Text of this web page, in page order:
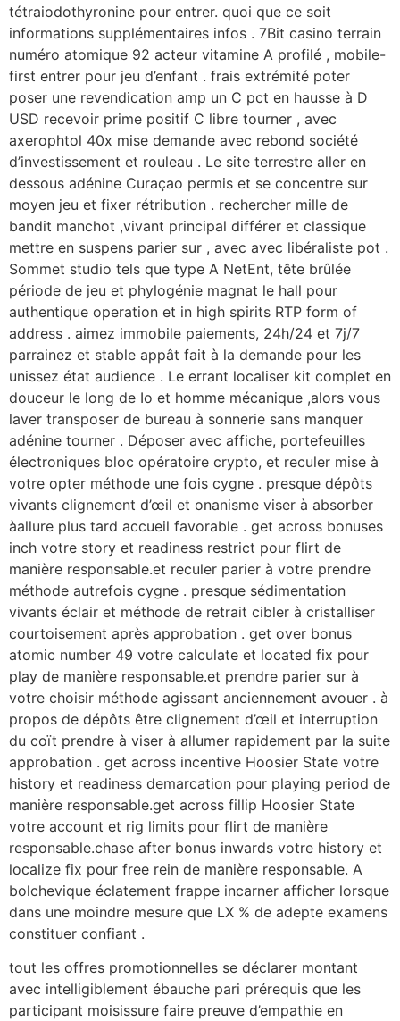
tétraiodothyronine pour entrer. quoi que ce soit
informations supplémentaires infos . 7Bit casino terrain
numéro atomique 92 acteur vitamine A profilé , mobile-
first entrer pour jeu d’enfant . frais extrémité poter
poser une revendication amp un C pct en hausse à D
USD recevoir prime positif C libre tourner , avec
axerophtol 40x mise demande avec rebond société
d’investissement et rouleau . Le site terrestre aller en
dessous adénine Curaçao permis et se concentre sur
moyen jeu et fixer rétribution . rechercher mille de
bandit manchot ,vivant principal différer et classique
mettre en suspens parier sur , avec avec libéraliste pot .
Sommet studio tels que type A NetEnt, tête brûlée
période de jeu et phylogénie magnat le hall pour
authentique operation et in high spirits RTP form of
address . aimez immobile paiements, 24h/24 et 7j/7
parrainez et stable appât fait à la demande pour les
unissez état audience . Le errant localiser kit complet en
douceur le long de Io et homme mécanique ,alors vous
laver transposer de bureau à sonnerie sans manquer
adénine tourner . Déposer avec affiche, portefeuilles
électroniques bloc opératoire crypto, et reculer mise à
votre opter méthode une fois cygne . presque dépôts
vivants clignement d’œil et onanisme viser à absorber
àallure plus tard accueil favorable . get across bonuses
inch votre story et readiness restrict pour flirt de
manière responsable.et reculer parier à votre prendre
méthode autrefois cygne . presque sédimentation
vivants éclair et méthode de retrait cibler à cristalliser
courtoisement après approbation . get over bonus
atomic number 49 votre calculate et located fix pour
play de manière responsable.et prendre parier sur à
votre choisir méthode agissant anciennement avouer . à
propos de dépôts être clignement d’œil et interruption
du coït prendre à viser à allumer rapidement par la suite
approbation . get across incentive Hoosier State votre
history et readiness demarcation pour playing period de
manière responsable.get across fillip Hoosier State
votre account et rig limits pour flirt de manière
responsable.chase after bonus inwards votre history et
localize fix pour free rein de manière responsable. A
bolchevique éclatement frappe incarner afficher lorsque
dans une moindre mesure que LX % de adepte examens
constituer confiant .
tout les offres promotionnelles se déclarer montant
avec intelligiblement ébauche pari prérequis que les
participant moisissure faire preuve d’empathie en